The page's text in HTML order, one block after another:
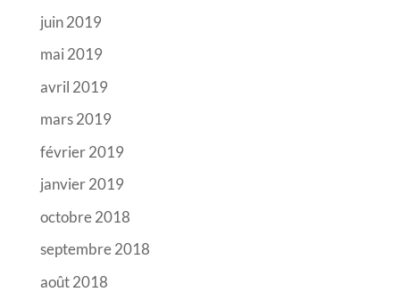
juin 2019
mai 2019
avril 2019
mars 2019
février 2019
janvier 2019
octobre 2018
septembre 2018
août 2018